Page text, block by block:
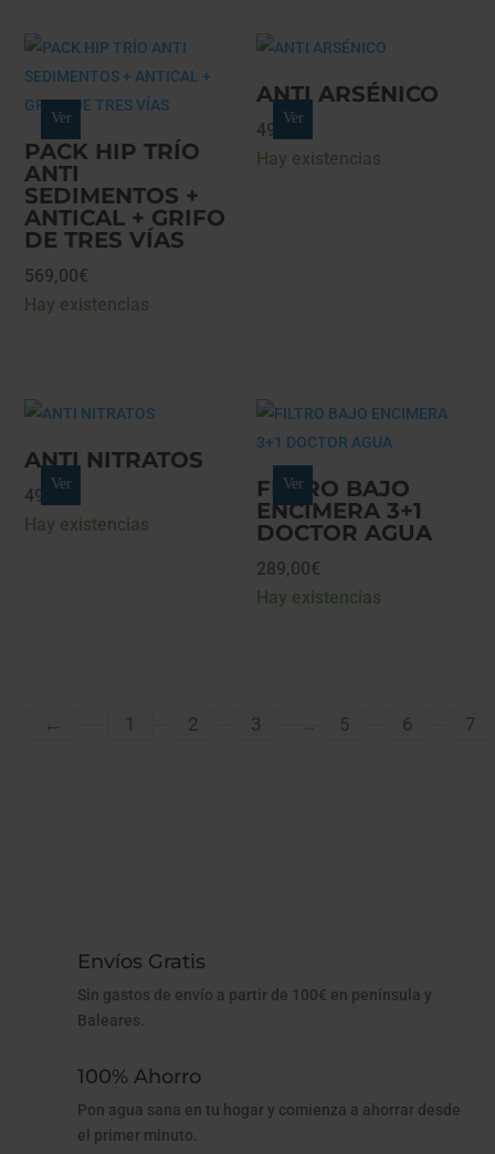
PACK HIP TRÍO
ANTI
SEDIMENTOS +
ANTICAL + GRIFO
DE TRES VÍAS
569,00€
Hay existencias
Ver
ANTI ARSÉNICO
49,90€
Hay existencias
Ver
ANTI NITRATOS
49,90€
Hay existencias
Ver
FILTRO BAJO
ENCIMERA 3+1
DOCTOR AGUA
289,00€
Hay existencias
Ver
← 1 2 3 … 5 6 7
Envíos Gratis
Sin gastos de envío a partir de 100€ en península y
Baleares.
100% Ahorro
Pon agua sana en tu hogar y comienza a ahorrar desde
el primer minuto.